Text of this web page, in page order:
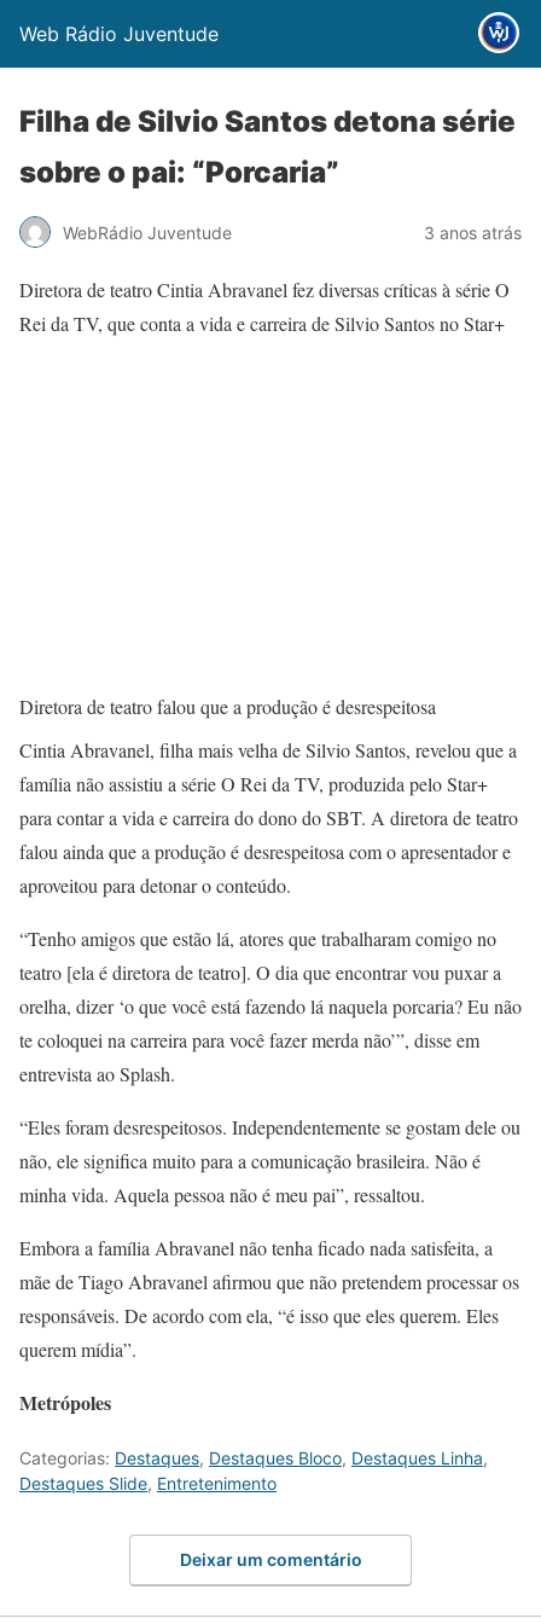
Web Rádio Juventude
Filha de Silvio Santos detona série
sobre o pai: “Porcaria”
WebRádio Juventude 3 anos atrás
Diretora de teatro Cintia Abravanel fez diversas críticas à série O
Rei da TV, que conta a vida e carreira de Silvio Santos no Star+
Diretora de teatro falou que a produção é desrespeitosa
Cintia Abravanel, filha mais velha de Silvio Santos, revelou que a
família não assistiu a série O Rei da TV, produzida pelo Star+
para contar a vida e carreira do dono do SBT. A diretora de teatro
falou ainda que a produção é desrespeitosa com o apresentador e
aproveitou para detonar o conteúdo.
“Tenho amigos que estão lá, atores que trabalharam comigo no
teatro [ela é diretora de teatro]. O dia que encontrar vou puxar a
orelha, dizer ‘o que você está fazendo lá naquela porcaria? Eu não
te coloquei na carreira para você fazer merda não’”, disse em
entrevista ao Splash.
“Eles foram desrespeitosos. Independentemente se gostam dele ou
não, ele significa muito para a comunicação brasileira. Não é
minha vida. Aquela pessoa não é meu pai”, ressaltou.
Embora a família Abravanel não tenha ficado nada satisfeita, a
mãe de Tiago Abravanel afirmou que não pretendem processar os
responsáveis. De acordo com ela, “é isso que eles querem. Eles
querem mídia”.
Metrópoles
Categorias: Destaques, Destaques Bloco, Destaques Linha,
Destaques Slide, Entretenimento
Deixar um comentário